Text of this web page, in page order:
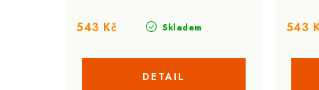
Skladem
543 Kč 543